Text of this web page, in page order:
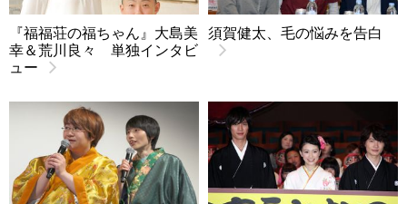
『福福荘の福ちゃん』大島美
幸＆荒川良々 単独インタビ
ュー
須賀健太、毛の悩みを告白